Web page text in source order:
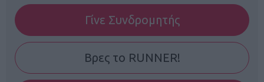
Γίνε Συνδρομητής
Βρες το RUNNER!